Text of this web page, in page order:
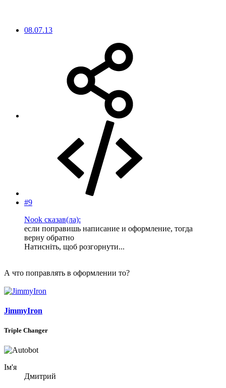
08.07.13
#9
Nook сказав(ла):
если поправишь написание и оформление, тогда
верну обратно
Натисніть, щоб розгорнути...
А что поправлять в оформлении то?
JimmyIron
Triple Changer
Ім'я
Дмитрий